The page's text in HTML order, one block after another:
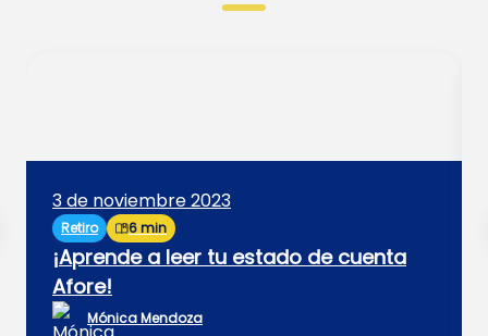
3 de noviembre 2023
Retiro 6 min
¡Aprende a leer tu estado de cuenta
Afore!
Mónica Mendoza